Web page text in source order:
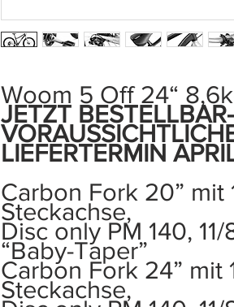
Woom 5 Off 24“
JETZT BESTELLBAR-
LIEFERTERMIN
Carbon Fork 20” mit
Steckachse,
Disc only PM 140, 11/
“Baby-Taper”
Carbon Fork 24” mit
Steckachse,